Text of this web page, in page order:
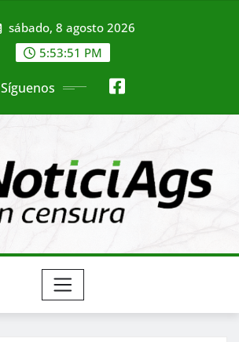
sábado, 8 agosto 2026
5:53:53 PM
Síguenos